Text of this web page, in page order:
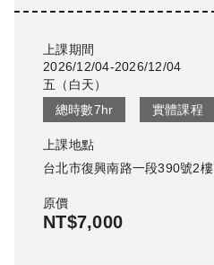
上課期間
2026/12/04-2026/12/04
五 （ 白天）
總時數7hr 實體課程
上課地點
台北市復興南路一段390號2樓
原價
NT$7,000